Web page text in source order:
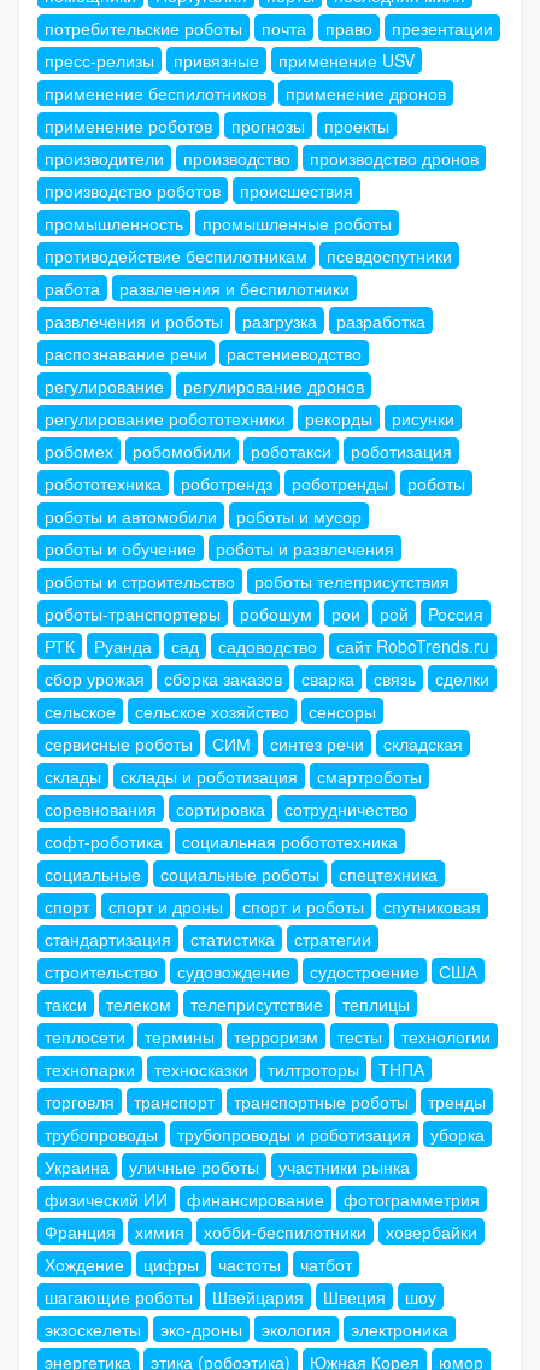
потребительские роботы
почта право
презентации
пресс-релизы
привязные
применение USV
применение беспилотников
применение дронов
применение роботов
прогнозы
проекты
производители
производство
производство дронов
производство роботов
происшествия
промышленность
промышленные роботы
противодействие беспилотникам
псевдоспутники
работа
развлечения и беспилотники
развлечения и роботы
разгрузка
разработка
распознавание речи
растениеводство
регулирование
регулирование дронов
регулирование робототехники
рекорды
рисунки
робомех
робомобили роботакси
роботизация
робототехника
роботрендз роботренды
роботы
роботы и автомобили
роботы и мусор
роботы и обучение
роботы и развлечения
роботы и строительство
роботы телеприсутствия
роботы-транспортеры
робошум рои рой
Россия
РТК
Руанда сад садоводство
сайт RoboTrends.ru
сбор урожая
сборка заказов сварка связь
сделки
сельское
сельское хозяйство
сенсоры
сервисные роботы
СИМ синтез речи
складская
склады
склады и роботизация
смартроботы
соревнования
сортировка
сотрудничество
софт-роботика
социальная робототехника
социальные
социальные роботы
спецтехника
спорт
спорт и дроны спорт и роботы
спутниковая
стандартизация
статистика
стратегии
строительство
судовождение судостроение
США
такси
телеком телеприсутствие
теплицы
теплосети
термины терроризм тесты
технологии
технопарки
техносказки тилтроторы
ТНПА
торговля
транспорт транспортные роботы
тренды
трубопроводы
трубопроводы и роботизация
уборка
Украина
уличные роботы
участники рынка
физический ИИ
финансирование
фотограмметрия
Франция
химия хобби-беспилотники
ховербайки
Хождение
цифры частоты
чатбот
шагающие роботы
Швейцария Швеция
шоу
экзоскелеты
эко-дроны экология
электроника
энергетика
этика (робоэтика) Южная Корея юмор